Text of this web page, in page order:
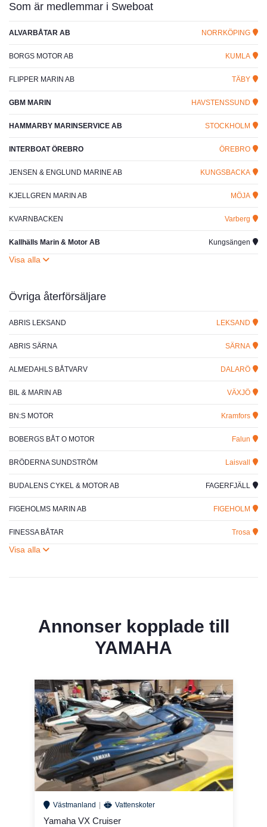
Som är medlemmar i Sweboat
ALVARBÅTAR AB NORRKÖPING
BORGS MOTOR AB KUMLA
FLIPPER MARIN AB TÄBY
GBM MARIN HAVSTENSSUND
HAMMARBY MARINSERVICE AB STOCKHOLM
INTERBOAT ÖREBRO ÖREBRO
JENSEN & ENGLUND MARINE AB KUNGSBACKA
KJELLGREN MARIN AB MÖJA
KVARNBACKEN Varberg
Kallhälls Marin & Motor AB Kungsängen
Övriga återförsäljare
ABRIS LEKSAND LEKSAND
ABRIS SÄRNA SÄRNA
ALMEDAHLS BÅTVARV DALARÖ
BIL & MARIN AB VÄXJÖ
BN:S MOTOR Kramfors
BOBERGS BÅT O MOTOR Falun
BRÖDERNA SUNDSTRÖM Laisvall
BUDALENS CYKEL & MOTOR AB FAGERFJÄLL
FIGEHOLMS MARIN AB FIGEHOLM
FINESSA BÅTAR Trosa
Annonser kopplade till
YAMAHA
Västmanland Vattenskoter
Yamaha VX Cruiser